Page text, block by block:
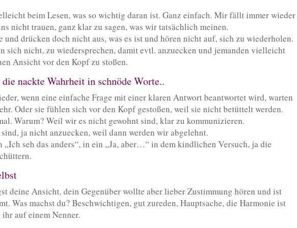
beim Lesen, was so wichtig daran ist. Ganz einfach. Mir fällt immer wieder
nicht trauen, ganz klar zu sagen, was wir tatsächlich meinen.
und drücken doch nicht aus, was es ist und hören nicht auf, sich zu wiederholen.
sich nicht, zu wiedersprechen, damit evtl. anzuecken und jemanden vielleicht
Ansicht vor den Kopf zu stoßen.
nackte Wahrheit in schnöde Worte..
wenn eine einfache Frage mit einer klaren Antwort beantwortet wird, warten
Oder sie fühlen sich vor den Kopf gestoßen, weil sie nicht betüttelt werden.
Warum? Weil wir es nicht gewohnt sind, klar zu kommunizieren.
ja nicht anzuecken, weil dann werden wir abgelehnt.
„Ich seh das anders“, in ein „Ja, aber…“ in dem kindlichen Versuch, ja die
deine Ansicht, dein Gegenüber wollte aber lieber Zustimmung hören und ist
Was machst du? Beschwichtigen, gut zureden, Hauptsache, die Harmonie ist
auf einem Nenner.